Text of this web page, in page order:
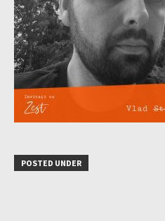
POSTED UNDER